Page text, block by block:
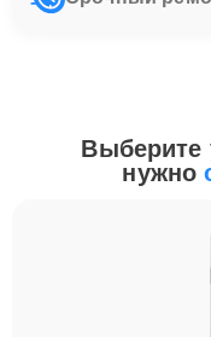
Выберите
нужно